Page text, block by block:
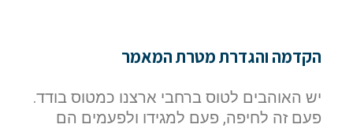
הקדמה והגדרת מטרת המאמר
יש האוהבים לטוס ברחבי ארצנו כמטוס בודד.
פעם זה לחיפה, פעם למגידו ולפעמים הם